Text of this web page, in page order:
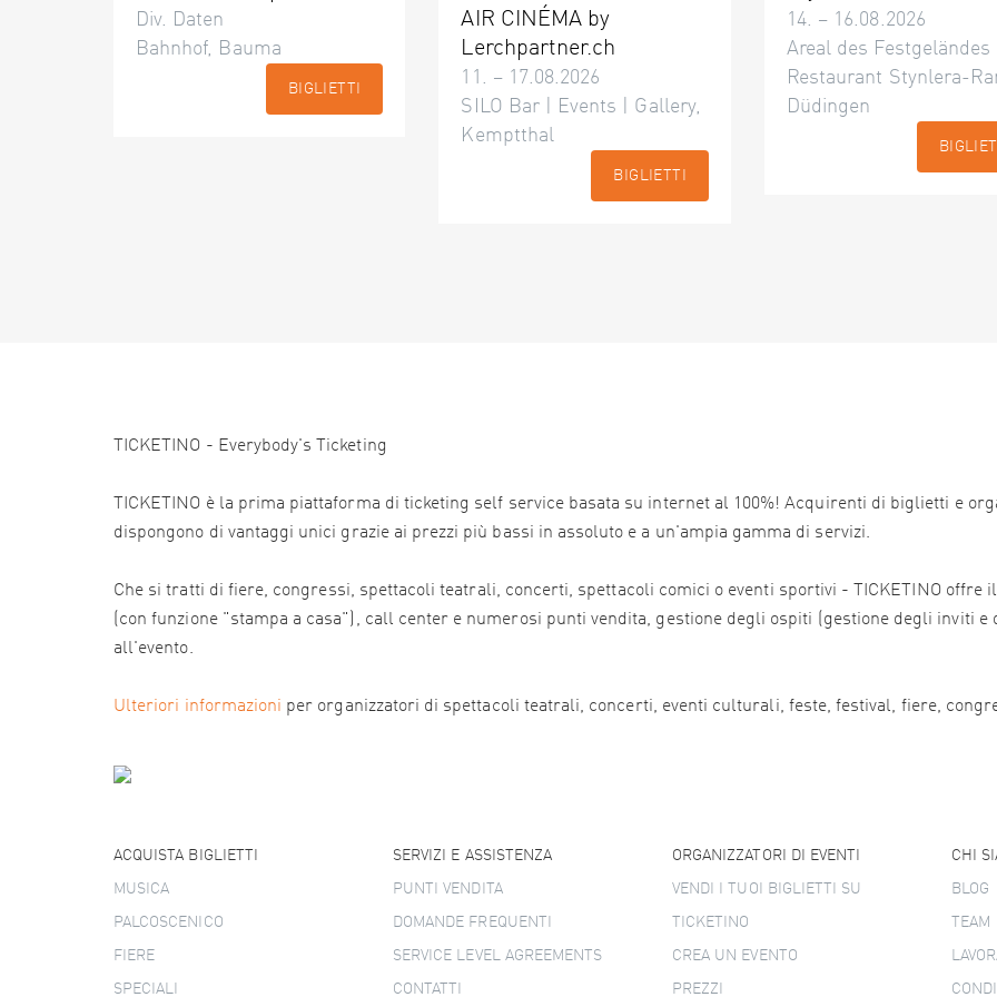
Div. Daten
Bahnhof, Bauma
BIGLIETTI
AIR CINÉMA by
Lerchpartner.ch
11. – 17.08.2026
SILO Bar | Events | Gallery,
Kemptthal
BIGLIETTI
14. – 16.08.2026
Areal des Festgeländes
Restaurant Stynlera-
Düdingen
TICKETINO - Everybody's Ticketing
TICKETINO è la prima piattaforma di ticketing self service basata su internet al 100%! Acquirenti di biglietti e
dispongono di vantaggi unici grazie ai prezzi più bassi in assoluto e a un'ampia gamma di servizi.
Che si tratti di fiere, congressi, spettacoli teatrali, concerti, spettacoli comici o eventi sportivi - TICKETINO
(con funzione "stampa a casa"), call center e numerosi punti vendita, gestione degli ospiti (gestione degli inviti
all'evento.
Ulteriori informazioni per organizzatori di spettacoli teatrali, concerti, eventi culturali, feste, festival, fiere,
ACQUISTA BIGLIETTI
MUSICA
PALCOSCENICO
FIERE
SPECIALI
SERVIZI E ASSISTENZA
PUNTI VENDITA
DOMANDE FREQUENTI
SERVICE LEVEL AGREEMENTS
CONTATTI
ORGANIZZATORI DI EVENTI
VENDI I TUOI BIGLIETTI SU
TICKETINO
CREA UN EVENTO
PREZZI
CHI
BLOG
TEAM